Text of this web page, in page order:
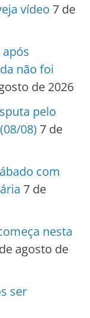
vídeo 7 de
não foi
de 2026
pelo
08) 7 de
com
7 de
nesta
agosto de
ser